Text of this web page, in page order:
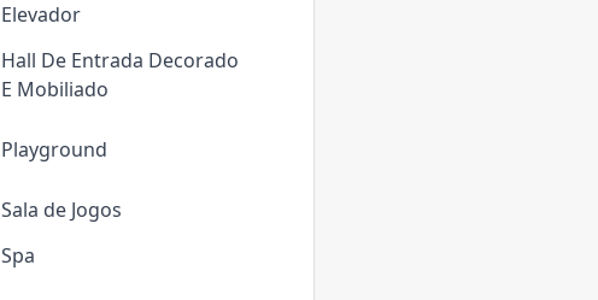
Elevador
Hall De Entrada Decorado
E Mobiliado
Playground
Sala de Jogos
Spa